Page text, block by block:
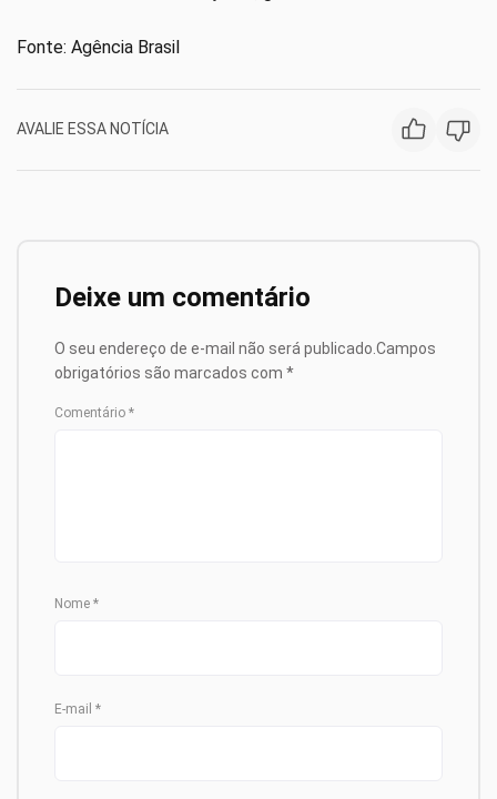
Fonte: Agência Brasil
AVALIE ESSA NOTÍCIA
Deixe um comentário
O seu endereço de e-mail não será publicado. Campos
obrigatórios são marcados com *
Comentário *
Nome *
E-mail *